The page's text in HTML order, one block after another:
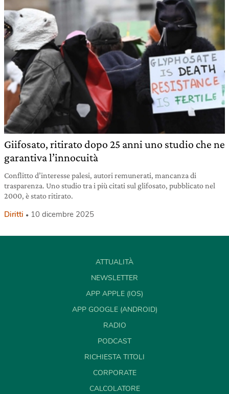
Giifosato, ritirato dopo 25 anni uno studio che ne
garantiva l’innocuità
Conflitto d’interesse palesi, autori remunerati, mancanza di
trasparenza. Uno studio tra i più citati sul glifosato, pubblicato nel
2000, è stato ritirato.
Diritti 10 dicembre 2025
ATTUALITÀ
NEWSLETTER
APP APPLE (IOS)
APP GOOGLE (ANDROID)
RADIO
PODCAST
RICHIESTA TITOLI
CORPORATE
CALCOLATORE